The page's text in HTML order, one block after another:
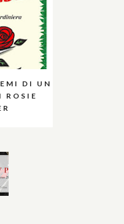
DI UN
ROSIE